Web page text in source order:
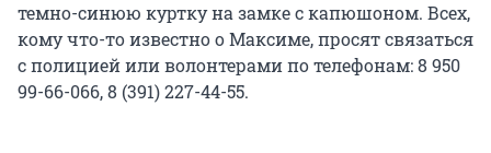
темно-синюю куртку на замке с капюшоном. Всех,
кому что-то известно о Максиме, просят связаться
с полицией или волонтерами по телефонам: 8 950
99-66-066, 8 (391) 227-44-55.